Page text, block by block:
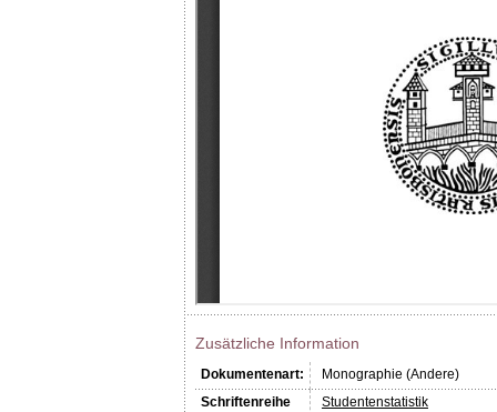
Zusätzliche Information
Dokumentenart:
Monographie (Andere)
Schriftenreihe
Studentenstatistik